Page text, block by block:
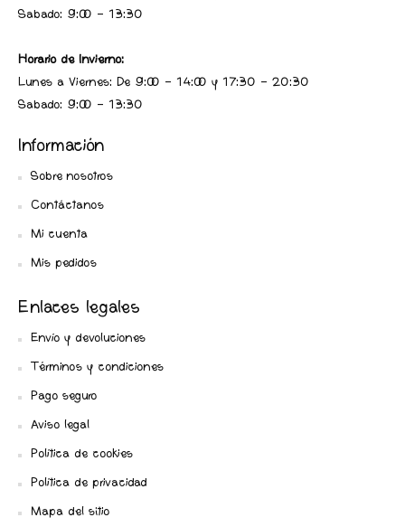
Sabado: 9:00 - 13:30
Horario de Invierno:
Lunes a Viernes: De 9:00 - 14:00 y 17:30 - 20:30
Sabado: 9:00 - 13:30
Información
Sobre nosotros
Contáctanos
Mi cuenta
Mis pedidos
Enlaces legales
Envío y devoluciones
Términos y condiciones
Pago seguro
Aviso legal
Política de cookies
Política de privacidad
Mapa del sitio